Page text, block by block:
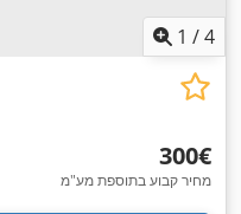
1 /4
‏300 ‏€
מחיר קבוע בתוספת מע"מ